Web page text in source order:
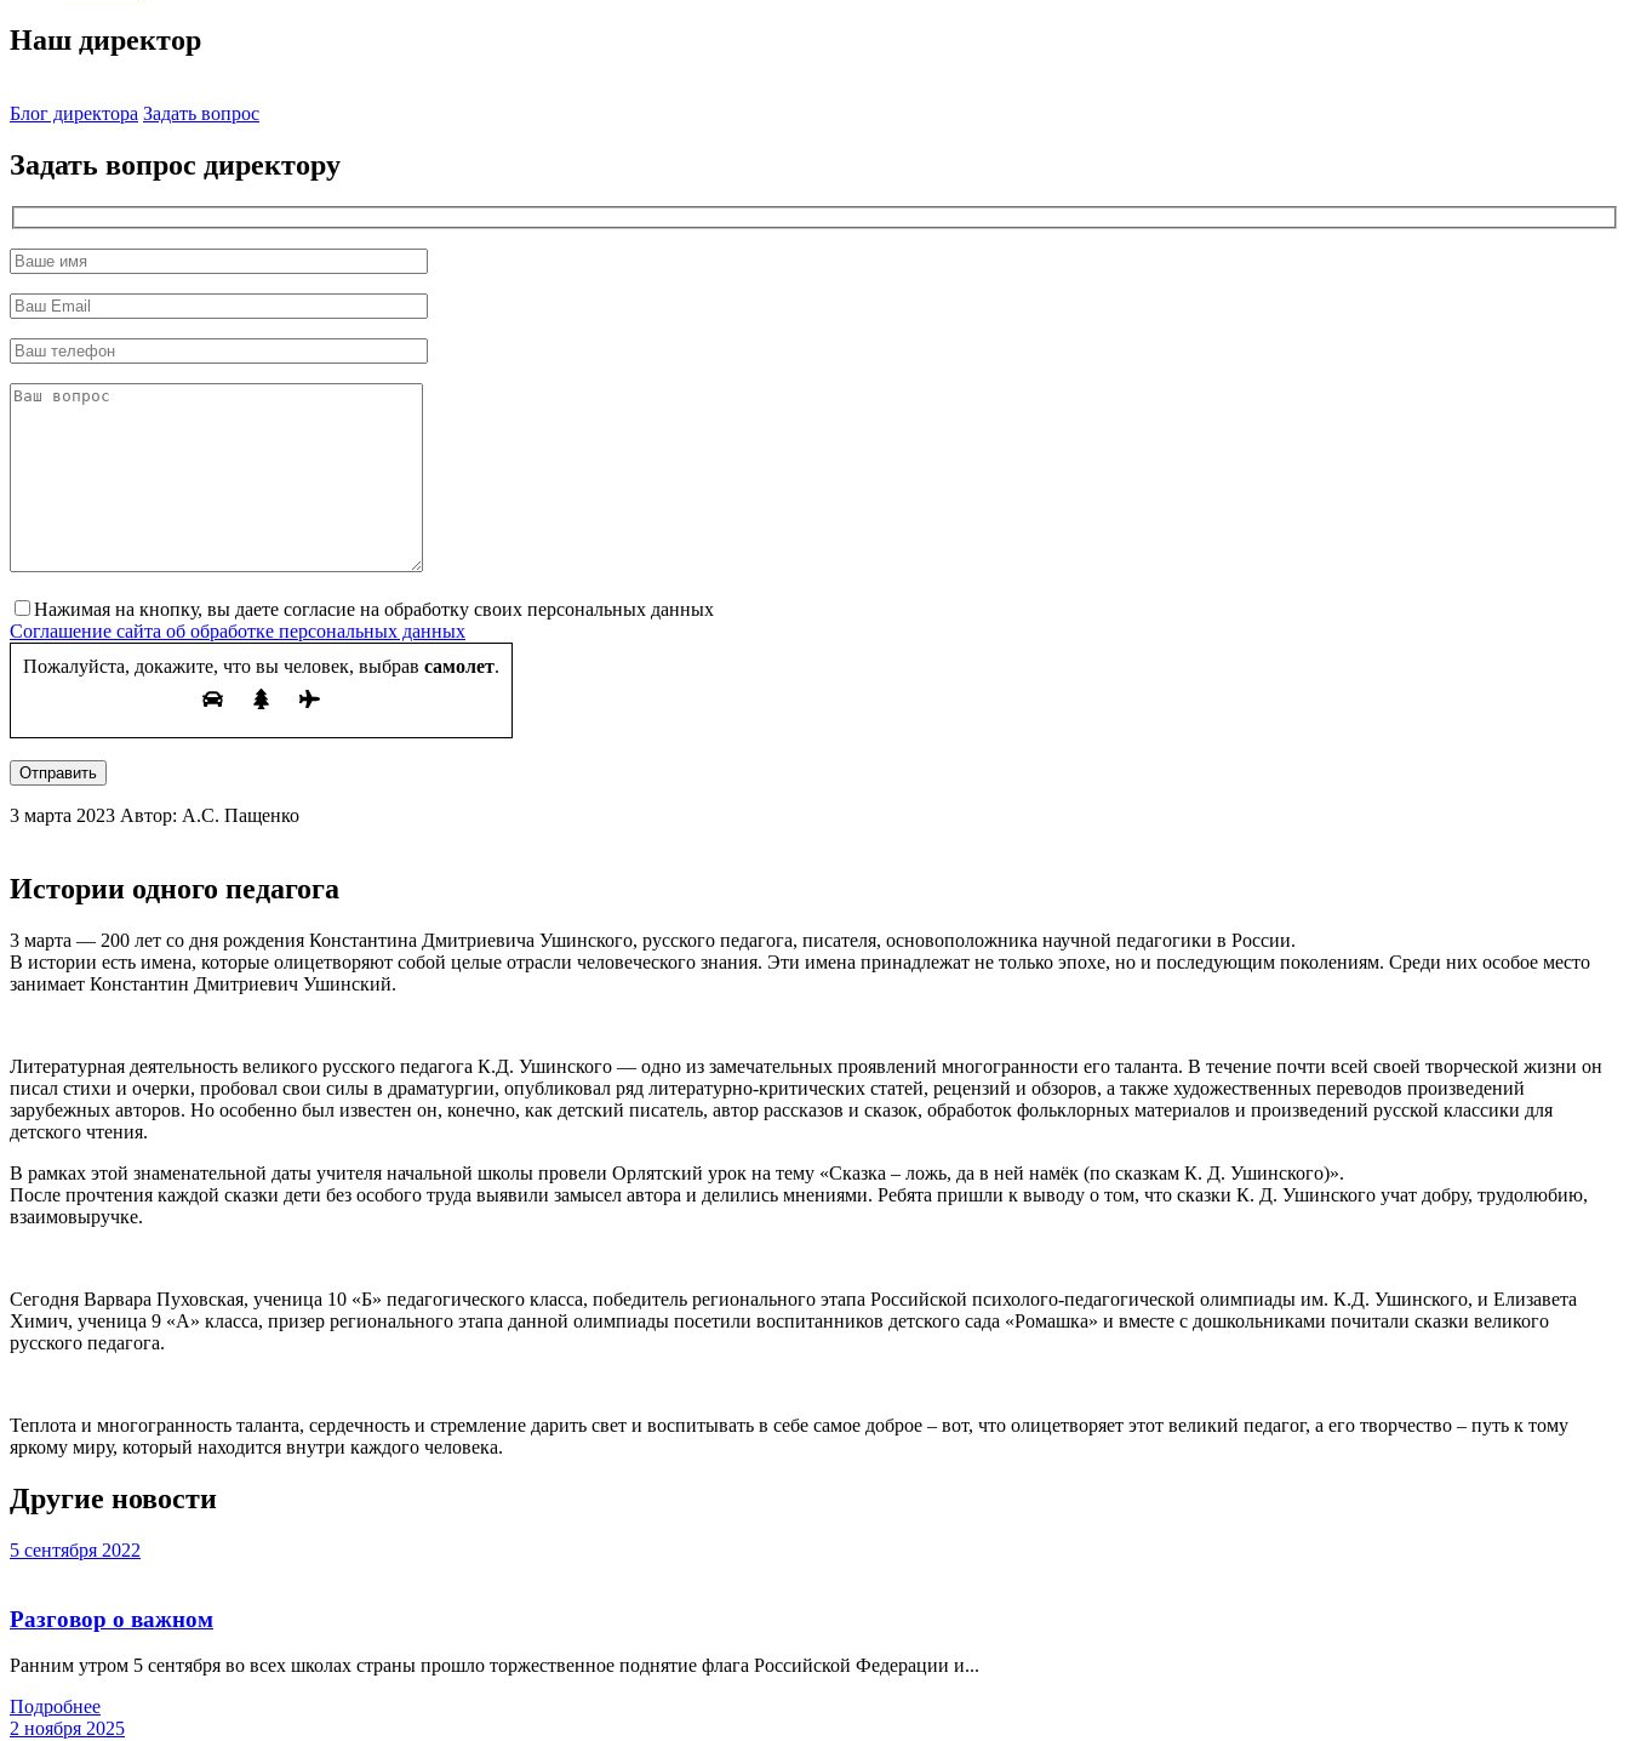
Наш директор
Блог директора Задать вопрос
Задать вопрос директору
Нажимая на кнопку, вы даете согласие на обработку своих персональных данных
Соглашение сайта об обработке персональных данных
Пожалуйста, докажите, что вы человек, выбрав самолет.
Отправить
3 марта 2023 Автор: А.С. Пащенко
Истории одного педагога
3 марта — 200 лет со дня рождения Константина Дмитриевича Ушинского, русского педагога, писателя, основоположника научной педагогики в России.
В истории есть имена, которые олицетворяют собой целые отрасли человеческого знания. Эти имена принадлежат не только эпохе, но и последующим поколениям. Среди них особое место
занимает Константин Дмитриевич Ушинский.
Литературная деятельность великого русского педагога К.Д. Ушинского — одно из замечательных проявлений многогранности его таланта. В течение почти всей своей творческой жизни он
писал стихи и очерки, пробовал свои силы в драматургии, опубликовал ряд литературно-критических статей, рецензий и обзоров, а также художественных переводов произведений
зарубежных авторов. Но особенно был известен он, конечно, как детский писатель, автор рассказов и сказок, обработок фольклорных материалов и произведений русской классики для
детского чтения.
В рамках этой знаменательной даты учителя начальной школы провели Орлятский урок на тему «Сказка – ложь, да в ней намёк (по сказкам К. Д. Ушинского)».
После прочтения каждой сказки дети без особого труда выявили замысел автора и делились мнениями. Ребята пришли к выводу о том, что сказки К. Д. Ушинского учат добру, трудолюбию,
взаимовыручке.
Сегодня Варвара Пуховская, ученица 10 «Б» педагогического класса, победитель регионального этапа Российской психолого-педагогической олимпиады им. К.Д. Ушинского, и Елизавета
Химич, ученица 9 «А» класса, призер регионального этапа данной олимпиады посетили воспитанников детского сада «Ромашка» и вместе с дошкольниками почитали сказки великого
русского педагога.
Теплота и многогранность таланта, сердечность и стремление дарить свет и воспитывать в себе самое доброе – вот, что олицетворяет этот великий педагог, а его творчество – путь к тому
яркому миру, который находится внутри каждого человека.
Другие новости
5 сентября 2022
Разговор о важном
Ранним утром 5 сентября во всех школах страны прошло торжественное поднятие флага Российской Федерации и...
Подробнее
2 ноября 2025